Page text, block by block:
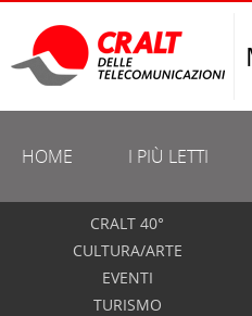
HOME I PIÙ LETTI
CRALT 40°
CULTURA/ARTE
EVENTI
TURISMO